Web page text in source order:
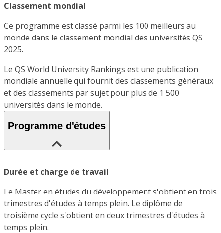
Classement mondial
Ce programme est classé parmi les 100 meilleurs au
monde dans le classement mondial des universités QS
2025.
Le QS World University Rankings est une publication
mondiale annuelle qui fournit des classements généraux
et des classements par sujet pour plus de 1 500
universités dans le monde.
Programme d'études
Durée et charge de travail
Le Master en études du développement s'obtient en trois
trimestres d'études à temps plein. Le diplôme de
troisième cycle s'obtient en deux trimestres d'études à
temps plein.